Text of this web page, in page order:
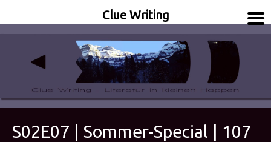
Clue Writing
S02E07 | Sommer-Special | 107
Clue Writing